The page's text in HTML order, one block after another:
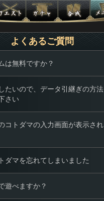
よくあるご質問
は無料ですか？
たいので、データ引継ぎの方法
さい
コトダマの入力画面が表示され
ダマを忘れてしまいました
遊べますか？